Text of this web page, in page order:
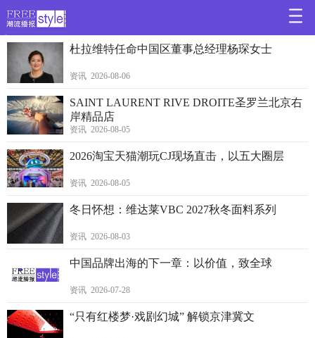
>
杜拉维特任命中国区董事总经理杨琛女士
资讯 2026-08-06
SAINT LAURENT RIVE DROITE圣罗兰北京右
岸精品店
资讯 2026-08-05
2026淘宝天猫潮玩CJ现场直击，以五大圈层
资讯 2026-08-05
冬日怀想：维达莱VBC 2027秋冬面料系列
资讯 2026-08-03
中国品牌出海的下一章：以价值，致全球
资讯 2026-07-28
“只有红楼梦·戏剧幻城” 解锁京津冀文